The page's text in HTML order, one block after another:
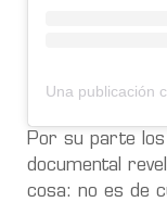
Por su parte
documental
cosa: no es de